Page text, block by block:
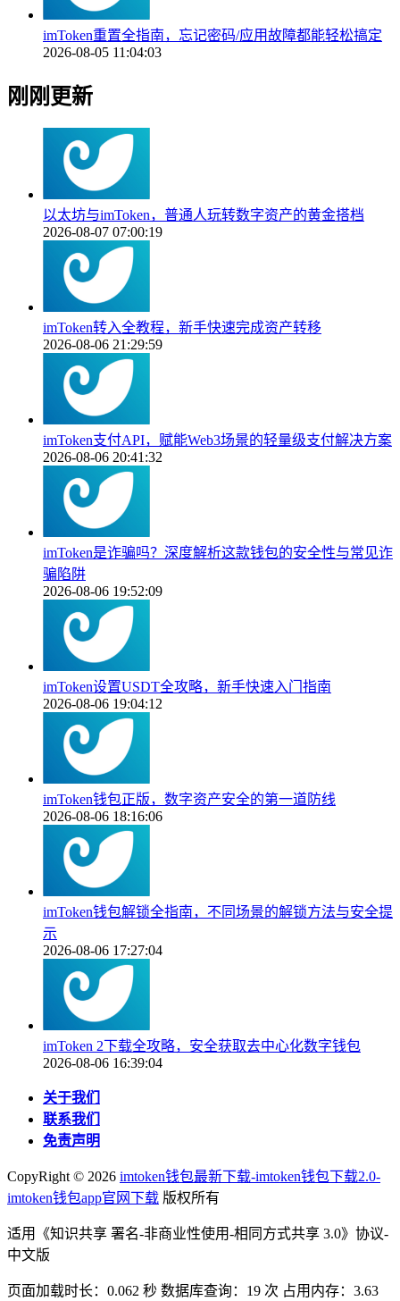
imToken重置全指南，忘记密码/应用故障都能轻松搞定
2026-08-05 11:04:03
刚刚更新
以太坊与imToken，普通人玩转数字资产的黄金搭档
2026-08-07 07:00:19
imToken转入全教程，新手快速完成资产转移
2026-08-06 21:29:59
imToken支付API，赋能Web3场景的轻量级支付解决方案
2026-08-06 20:41:32
imToken是诈骗吗？深度解析这款钱包的安全性与常见诈
骗陷阱
2026-08-06 19:52:09
imToken设置USDT全攻略，新手快速入门指南
2026-08-06 19:04:12
imToken钱包正版，数字资产安全的第一道防线
2026-08-06 18:16:06
imToken钱包解锁全指南，不同场景的解锁方法与安全提
示
2026-08-06 17:27:04
imToken 2下载全攻略，安全获取去中心化数字钱包
2026-08-06 16:39:04
关于我们
联系我们
免责声明
CopyRight © 2026 imtoken钱包最新下载-imtoken钱包下载2.0-
imtoken钱包app官网下载 版权所有
适用《知识共享 署名-非商业性使用-相同方式共享 3.0》协议-
中文版
页面加载时长：0.062 秒 数据库查询：19 次 占用内存：3.63